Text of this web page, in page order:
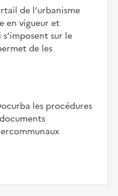
de l’urbanisme
en vigueur et
sur le
de les
les procédures